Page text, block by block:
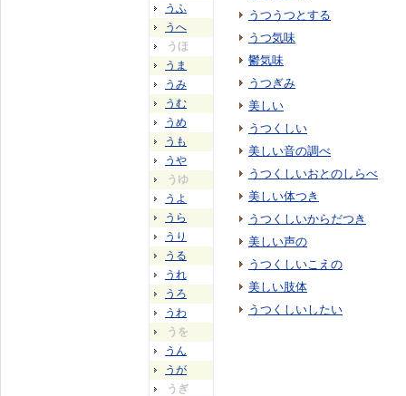
うふ
うへ
うほ
うま
うみ
うむ
うめ
うも
うや
うゆ
うよ
うら
うり
うる
うれ
うろ
うわ
うを
うん
うが
うぎ
うつうつとする
うつ気味
鬱気味
うつぎみ
美しい
うつくしい
美しい音の調べ
うつくしいおとのしらべ
美しい体つき
うつくしいからだつき
美しい声の
うつくしいこえの
美しい肢体
うつくしいしたい